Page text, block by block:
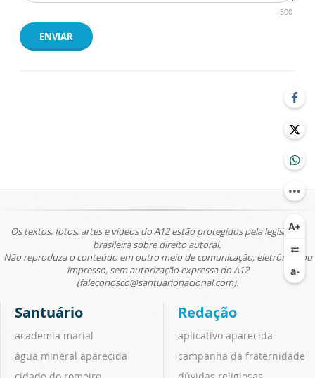
500
ENVIAR
Os textos, fotos, artes e vídeos do A12 estão protegidos pela legislação
brasileira sobre direito autoral.
Não reproduza o conteúdo em outro meio de comunicação, eletrônico ou
impresso, sem autorização expressa do A12
(faleconosco@santuarionacional.com).
Santuário
academia marial
água mineral aparecida
Redação
aplicativo aparecida
campanha da fraternidade